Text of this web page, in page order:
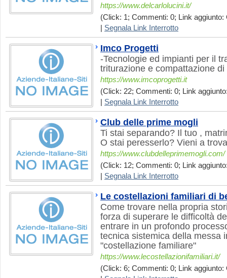
https://www.delcarlolucini.it/
(Click: 1; Commenti: 0; Link aggiunto:
Segnala Link Interrotto
Imco Progetti
-Tecnologie ed impianti per il
triturazione e compattazione
https://www.imcoprogetti.it
(Click: 22; Commenti: 0; Link
Segnala Link Interrotto
Club delle prime mogli
Ti stai separando? Il tuo ,
O stai peresserlo? Vieni a
https://www.clubdelleprimemogli.com/
(Click: 12; Commenti: 0; Link
Segnala Link Interrotto
Le costellazioni familiari di
Come trovare nella propria
forza di superare le difficoltà
entrare in un profondo
tecnica sistemica della messa
"costellazione familiare"
https://www.lecostellazionifamiliari.it/
(Click: 6; Commenti: 0; Link aggiunto: